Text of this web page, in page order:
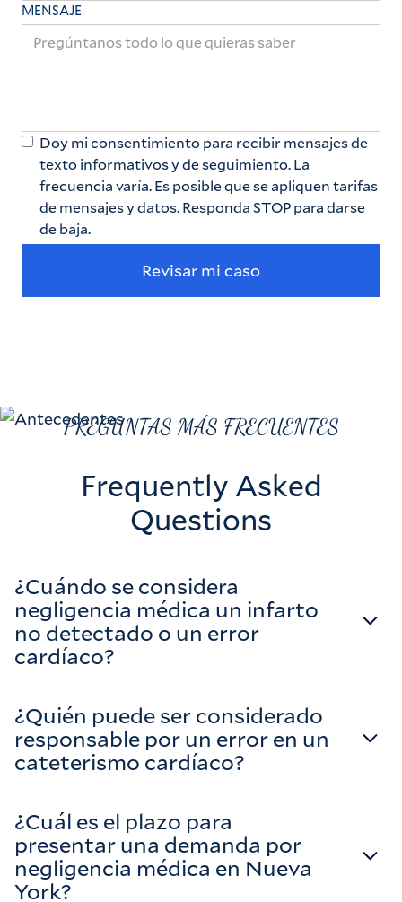
MENSAJE
Doy mi consentimiento para recibir mensajes de
texto informativos y de seguimiento. La
frecuencia varía. Es posible que se apliquen tarifas
de mensajes y datos. Responda STOP para darse
de baja.
PREGUNTAS MÁS FRECUENTES
Frequently Asked
Questions
¿Cuándo se considera
negligencia médica un infarto
no detectado o un error
cardíaco?
¿Quién puede ser considerado
responsable por un error en un
cateterismo cardíaco?
¿Cuál es el plazo para
presentar una demanda por
negligencia médica en Nueva
York?